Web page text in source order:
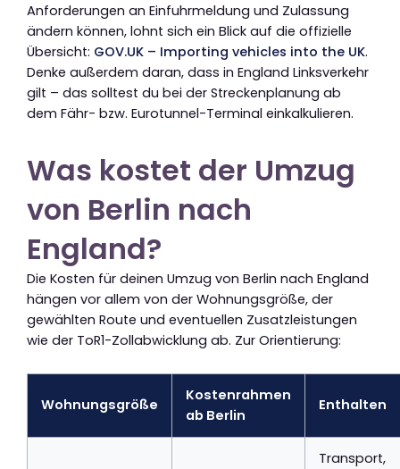
Anforderungen an Einfuhrmeldung und Zulassung
ändern können, lohnt sich ein Blick auf die offizielle
Übersicht: GOV.UK – Importing vehicles into the UK.
Denke außerdem daran, dass in England Linksverkehr
gilt – das solltest du bei der Streckenplanung ab
dem Fähr- bzw. Eurotunnel-Terminal einkalkulieren.
Was kostet der Umzug
von Berlin nach
England?
Die Kosten für deinen Umzug von Berlin nach England
hängen vor allem von der Wohnungsgröße, der
gewählten Route und eventuellen Zusatzleistungen
wie der ToR1-Zollabwicklung ab. Zur Orientierung:
Wohnungsgröße
Kostenrahmen
ab Berlin
Enthalten
Transport,